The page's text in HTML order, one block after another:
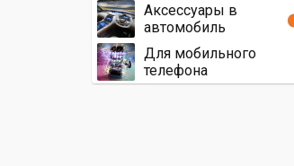
Аксессуары в
автомобиль
Для мобильного
телефона